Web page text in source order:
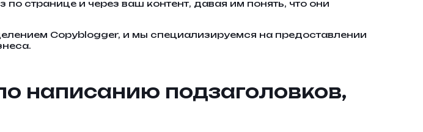
странице и через ваш контент, давая им понять, что они
Copyblogger, и мы специализируемся на предоставлении
написанию подзаголовков,